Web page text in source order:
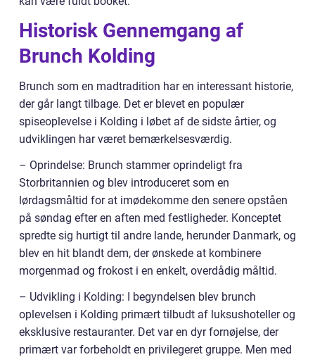
Historisk Gennemgang af
Brunch Kolding
Brunch som en madtradition har en interessant historie,
der går langt tilbage. Det er blevet en populær
spiseoplevelse i Kolding i løbet af de sidste årtier, og
udviklingen har været bemærkelsesværdig.
– Oprindelse: Brunch stammer oprindeligt fra
Storbritannien og blev introduceret som en
lørdagsmåltid for at imødekomme den senere opståen
på søndag efter en aften med festligheder. Konceptet
spredte sig hurtigt til andre lande, herunder Danmark, og
blev en hit blandt dem, der ønskede at kombinere
morgenmad og frokost i en enkelt, overdådig måltid.
– Udvikling i Kolding: I begyndelsen blev brunch
oplevelsen i Kolding primært tilbudt af luksushoteller og
eksklusive restauranter. Det var en dyr fornøjelse, der
primært var forbeholdt en privilegeret gruppe. Men med